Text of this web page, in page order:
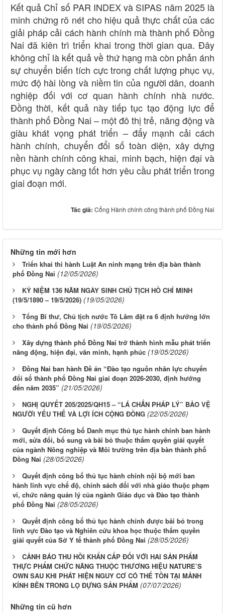
Kết quả Chỉ số PAR INDEX và SIPAS năm 2025 là
minh chứng rõ nét cho hiệu quả thực chất của các
giải pháp cải cách hành chính mà thành phố Đồng
Nai đã kiên trì triển khai trong thời gian qua. Đây
không chỉ là kết quả về thứ hạng mà còn phản ánh
sự chuyển biến tích cực trong chất lượng phục vụ,
mức độ hài lòng và niềm tin của người dân, doanh
nghiệp đối với cơ quan hành chính nhà nước.
Đồng thời, kết quả này tiếp tục tạo động lực để
thành phố Đồng Nai – một đô thị trẻ, năng động và
giàu khát vọng phát triển – đẩy mạnh cải cách
hành chính, chuyển đổi số toàn diện, xây dựng
nền hành chính công khai, minh bạch, hiện đại và
phục vụ ngày càng tốt hơn yêu cầu phát triển trong
giai đoạn mới.
Tác giả: Cổng Hành chính công thành phố Đồng Nai
Những tin mới hơn
Triển khai thi hành Luật An ninh mạng trên địa bàn thành
phố Đồng Nai (12/05/2026)
KỶ NIỆM 136 NĂM NGÀY SINH CHỦ TỊCH HỒ CHÍ MINH
(19/5/1890 – 19/5/2026) (19/05/2026)
Tổng Bí thư, Chủ tịch nước Tô Lâm đặt ra 6 định hướng lớn
cho thành phố Đồng Nai (19/05/2026)
Xây dựng thành phố Đồng Nai trở thành hình mẫu phát triển
năng động, hiện đại, văn minh, hạnh phúc (19/05/2026)
Đồng Nai ban hành Đề án “Đào tạo nguồn nhân lực chuyển
đổi số thành phố Đồng Nai giai đoạn 2026-2030, định hướng
đến năm 2035” (21/05/2026)
NGHỊ QUYẾT 205/2025/QH15 – “LÁ CHẮN PHÁP LÝ” BẢO VỆ
NGƯỜI YẾU THẾ VÀ LỢI ÍCH CỘNG ĐỒNG (22/05/2026)
Quyết định Công bố Danh mục thủ tục hành chính ban hành
mới, sửa đổi, bổ sung và bãi bỏ thuộc thẩm quyền giải quyết
của ngành Nông nghiệp và Môi trường trên địa bàn thành phố
Đồng Nai (28/05/2026)
Quyết định công bố thủ tục hành chính nội bộ mới ban
hành lĩnh vực chế độ, chính sách đối với nhà giáo thuộc phạm
vi, chức năng quản lý của ngành Giáo dục và Đào tạo thành
phố Đồng Nai (28/05/2026)
Quyết định công bố thủ tục hành chính được bãi bỏ trong
lĩnh vực Đào tạo và Nghiên cứu khoa học thuộc thẩm quyền
giải quyết của Sở Y tế thành phố Đồng Nai (28/05/2026)
CẢNH BÁO THU HỒI KHẨN CẤP ĐỐI VỚI HAI SẢN PHẨM
THỰC PHẨM CHỨC NĂNG THUỘC THƯƠNG HIỆU NATURE’S
OWN SAU KHI PHÁT HIỆN NGUY CƠ CÓ THỂ TỒN TẠI MẢNH
KÍNH BÊN TRONG LỌ ĐỰNG SẢN PHẨM (07/07/2026)
Những tin cũ hơn